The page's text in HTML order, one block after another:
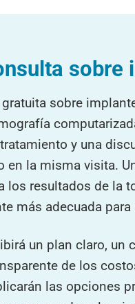
sobre
sobre
y una
en la misma visita.
los resultados de la
más adecuada
un plan claro, un
de los
las opciones